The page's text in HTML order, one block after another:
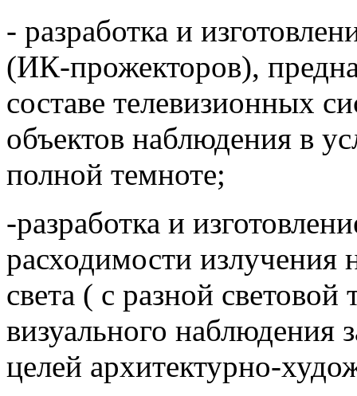
- разработка и
(ИК-прожекторов),
составе телевизионных
объектов наблюдения в
полной темноте;
-разработка и
расходимости излучения
света ( с разной
визуального наблюдения
целей архитектурно-